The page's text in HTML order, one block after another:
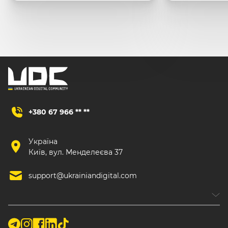
+380 67 966 ** **
Україна
Київ, вул. Менделеєва 37
support@ukrainiandigital.com